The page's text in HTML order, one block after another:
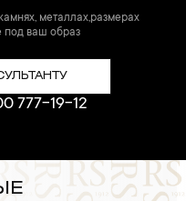
металлах,размерах
под ваш образ
777-19-12